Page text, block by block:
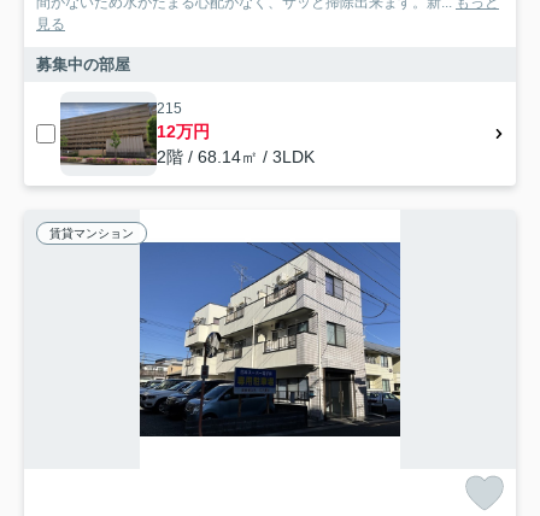
見る
募集中の部屋
215
12万円
2階 / 68.14㎡ / 3LDK
賃貸マンション